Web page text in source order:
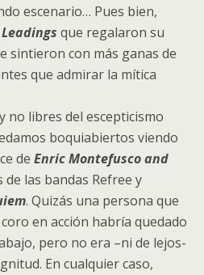
escenario… Pues bien,
que regalaron su
sintieron con más ganas de
que admirar la mítica
no libres del escepticismo
boquiabiertos viendo
de Enric Montefusco and
las bandas Refree y
. Quizás una persona que
en acción habría quedado
pero no era –ni de lejos-
En cualquier caso,